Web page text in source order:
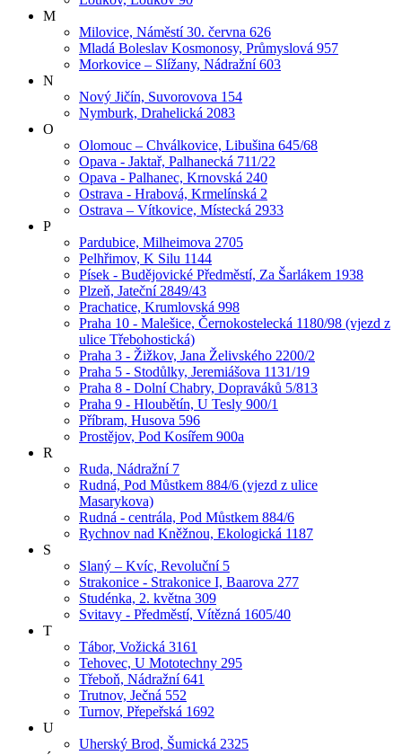
M
Milovice, Náměstí 30. června 626
Mladá Boleslav Kosmonosy, Průmyslová 957
Morkovice – Slížany, Nádražní 603
N
Nový Jičín, Suvorovova 154
Nymburk, Drahelická 2083
O
Olomouc – Chválkovice, Libušina 645/68
Opava - Jaktař, Palhanecká 711/22
Opava - Palhanec, Krnovská 240
Ostrava - Hrabová, Krmelínská 2
Ostrava – Vítkovice, Místecká 2933
P
Pardubice, Milheimova 2705
Pelhřimov, K Silu 1144
Písek - Budějovické Předměstí, Za Šarlákem 1938
Plzeň, Jateční 2849/43
Prachatice, Krumlovská 998
Praha 10 - Malešice, Černokostelecká 1180/98 (vjezd z
ulice Třebohostická)
Praha 3 - Žižkov, Jana Želivského 2200/2
Praha 5 - Stodůlky, Jeremiášova 1131/19
Praha 8 - Dolní Chabry, Dopraváků 5/813
Praha 9 - Hloubětín, U Tesly 900/1
Příbram, Husova 596
Prostějov, Pod Kosířem 900a
R
Ruda, Nádražní 7
Rudná, Pod Můstkem 884/6 (vjezd z ulice
Masarykova)
Rudná - centrála, Pod Můstkem 884/6
Rychnov nad Kněžnou, Ekologická 1187
S
Slaný – Kvíc, Revoluční 5
Strakonice - Strakonice I, Baarova 277
Studénka, 2. května 309
Svitavy - Předměstí, Vítězná 1605/40
T
Tábor, Vožická 3161
Tehovec, U Mototechny 295
Třeboň, Nádražní 641
Trutnov, Ječná 552
Turnov, Přepeřská 1692
U
Uherský Brod, Šumická 2325